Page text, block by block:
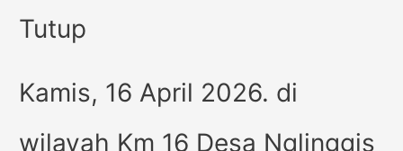
Tutup
Kamis, 16 April 2026. di
wilayah Km 16 Desa Nglinggis